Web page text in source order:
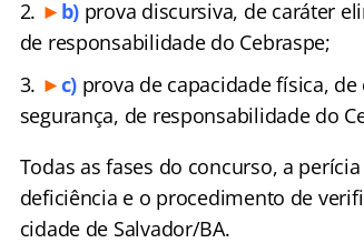
► b) prova discursiva, de caráter
de responsabilidade do Cebraspe;
►c) prova de capacidade física,
segurança, de responsabilidade do
Todas as fases do concurso, a
deficiência e o procedimento de
cidade de Salvador/BA.